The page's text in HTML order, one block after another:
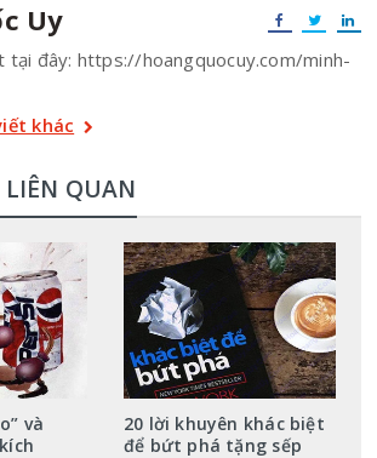
Uy
tại đây: https://hoangquocuy.com/minh-
khác
LIÊN QUAN
và
20 lời khuyên khác biệt
để bứt phá tặng sếp